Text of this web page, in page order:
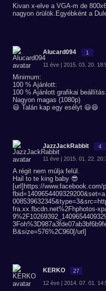
Kivan x-elve a VGA-m de
nagyon örülök.Egyébként a
Alucard094 1
11 éve | 2015. 03. 20.
Minimum:
100 % Ajánlott:
100 % Ajánlott grafikai beállítás:
Nagyon magas (1080p)
😃 Talán kap egy esélyt 😃😆
JazzJackRabbit 4
11 éve | 2015. 01. 22.
A régit nem múlja felül.
Hail to te king baby 😎
[url]https://www.facebook.com/
fra.xx.fbcdn.net%2Fhphotos-
B&size=576%2C960[/url]
KERKO 27
12 éve | 2014. 07. 01.